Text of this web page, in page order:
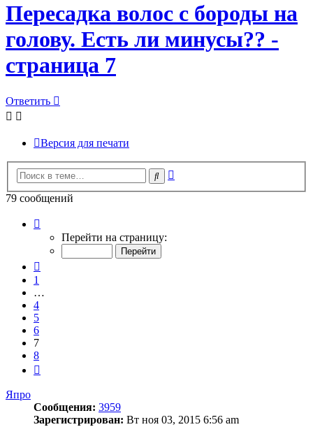
Пересадка волос с бороды на
голову. Есть ли минусы?? -
страница 7
Ответить
Версия для печати
Поиск
79 сообщений
Перейти на страницу:
1
…
4
5
6
7
8
Япро
Сообщения: 3959
Зарегистрирован: Вт ноя 03, 2015 6:56 am